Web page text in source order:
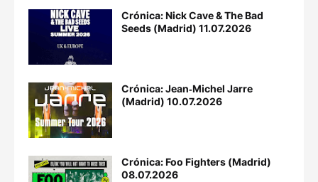
Crónica: Nick Cave & The Bad
Seeds (Madrid) 11.07.2026
Crónica: Jean‐Michel Jarre
(Madrid) 10.07.2026
Crónica: Foo Fighters (Madrid)
08.07.2026